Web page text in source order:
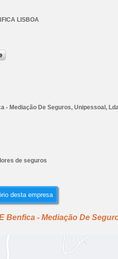
LISBOA
- Mediação De Seguros, Unipessoal,
de seguros
desta empresa
Benfica - Mediação De